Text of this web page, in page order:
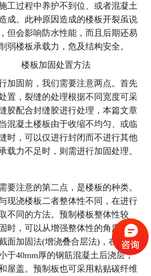
工过程中养护不到位、或者混凝土
成。此种原因造成的楼板开裂虽说
但会影响防水性能，而且后期还易
弱楼板承载力，危及结构安全。
楼板加固处置方法
固前，我们需要注意两点。首先
置，裂缝的处理根据不同宽度可采
胶配合封缝胶进行处理，本篇文章
混凝土楼板由于收缩不均匀、或临
时，可以仅进行封闭而不进行其他
载力不足时，则需进行加固处理。
注意的第二点，是楼板的种类。
现浇楼板二者整体性不同，在进行
不同的方法。预制楼板整体性较
时，可以从增强整体性的角度出
面加固法(增浇叠合层法)，在板面
于40mm厚的钢筋混凝土后浇层，
屋盖。预制板也可采用粘贴碳纤维